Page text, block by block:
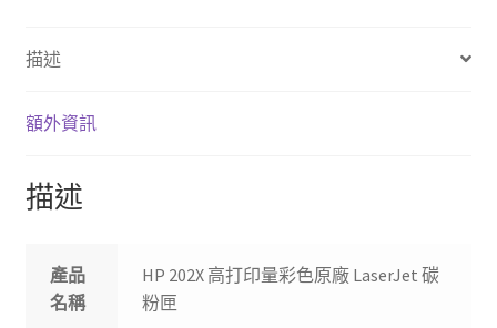
LaserJet
粉
數
量
描述
額外資訊
描述
產品
名稱
HP 202X 高打印量彩色原廠 LaserJet 碳
粉匣